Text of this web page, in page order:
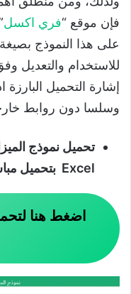
فإن موقع “فري اكسل
للاستخدام والتعديل
إشارة التحميل
وسلسا دون روابط
تحميل نموذج
Excel بتحميل
اضغط هنا